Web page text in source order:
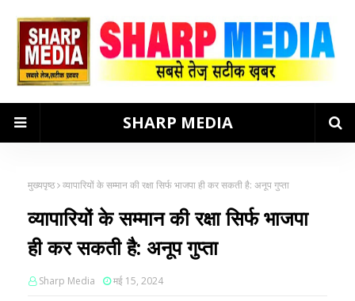
SHARP MEDIA
मुख्यपृष्ठ व्यापारियों के सम्मान की रक्षा सिर्फ भाजपा ही कर सकती है: अनूप गुप्ता
व्यापारियों के सम्मान की रक्षा सिर्फ भाजपा
ही कर सकती है: अनूप गुप्ता
Sharp Media मई 15, 2024